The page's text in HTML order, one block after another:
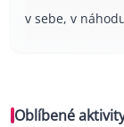
v sebe, v
Oblíbené